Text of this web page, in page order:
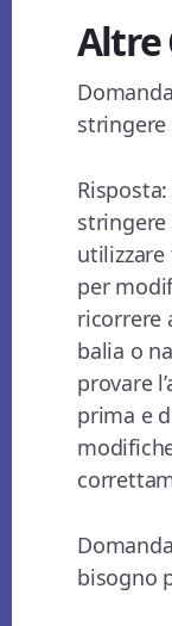
Altre
stringere
stringere
per
ricorrere
balia o
provare
prima e
bisogno